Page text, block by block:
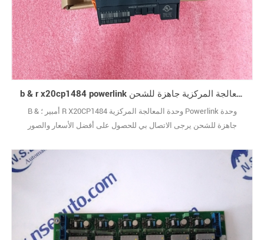
b & r x20cp1484 powerlink وحدة المعالجة المركزية جاهزة للشحن
B & أمبير ؛ R X20CP1484 وحدة المعالجة المركزية Powerlink وحدة
جاهزة للشحن يرجى الاتصال بي للحصول على أفضل الأسعار والصور
تلو الأخرى.) علامة تجارية جديدة مع الحزمة الأصلية يغطيها ضمان سنة